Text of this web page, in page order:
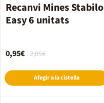
Recanvi Mines Stabilo
Easy 6 unitats
2,05€
0,95€
Afegir a la cistella